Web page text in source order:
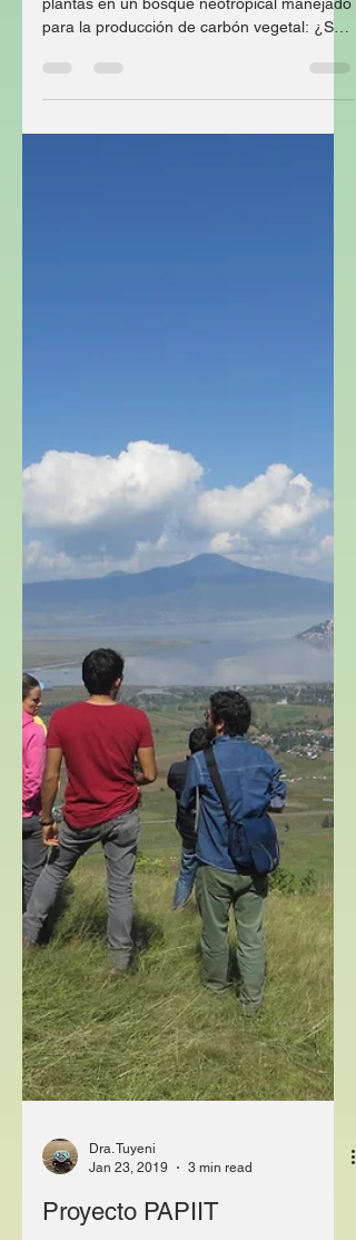
Efectos del ganado en la diversidad de
plantas en un bosque neotropical manejado
Dra. Tuyeni